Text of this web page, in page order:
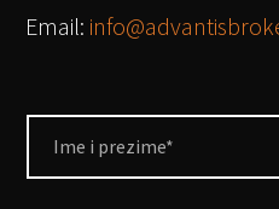
Email: